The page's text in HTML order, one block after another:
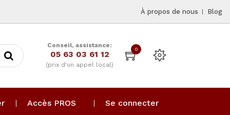
À propos de nous Blog
Conseil, assistance:
05 63 03 61 12
(prix d'un appel local)
0
Accès PROS Se connecter